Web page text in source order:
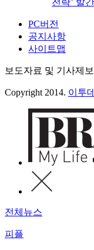
전략’ 발간
PC버전
공지사항
사이트맵
보도자료 및 기사제보
Copyright 2014. 이투
전체뉴스
피플